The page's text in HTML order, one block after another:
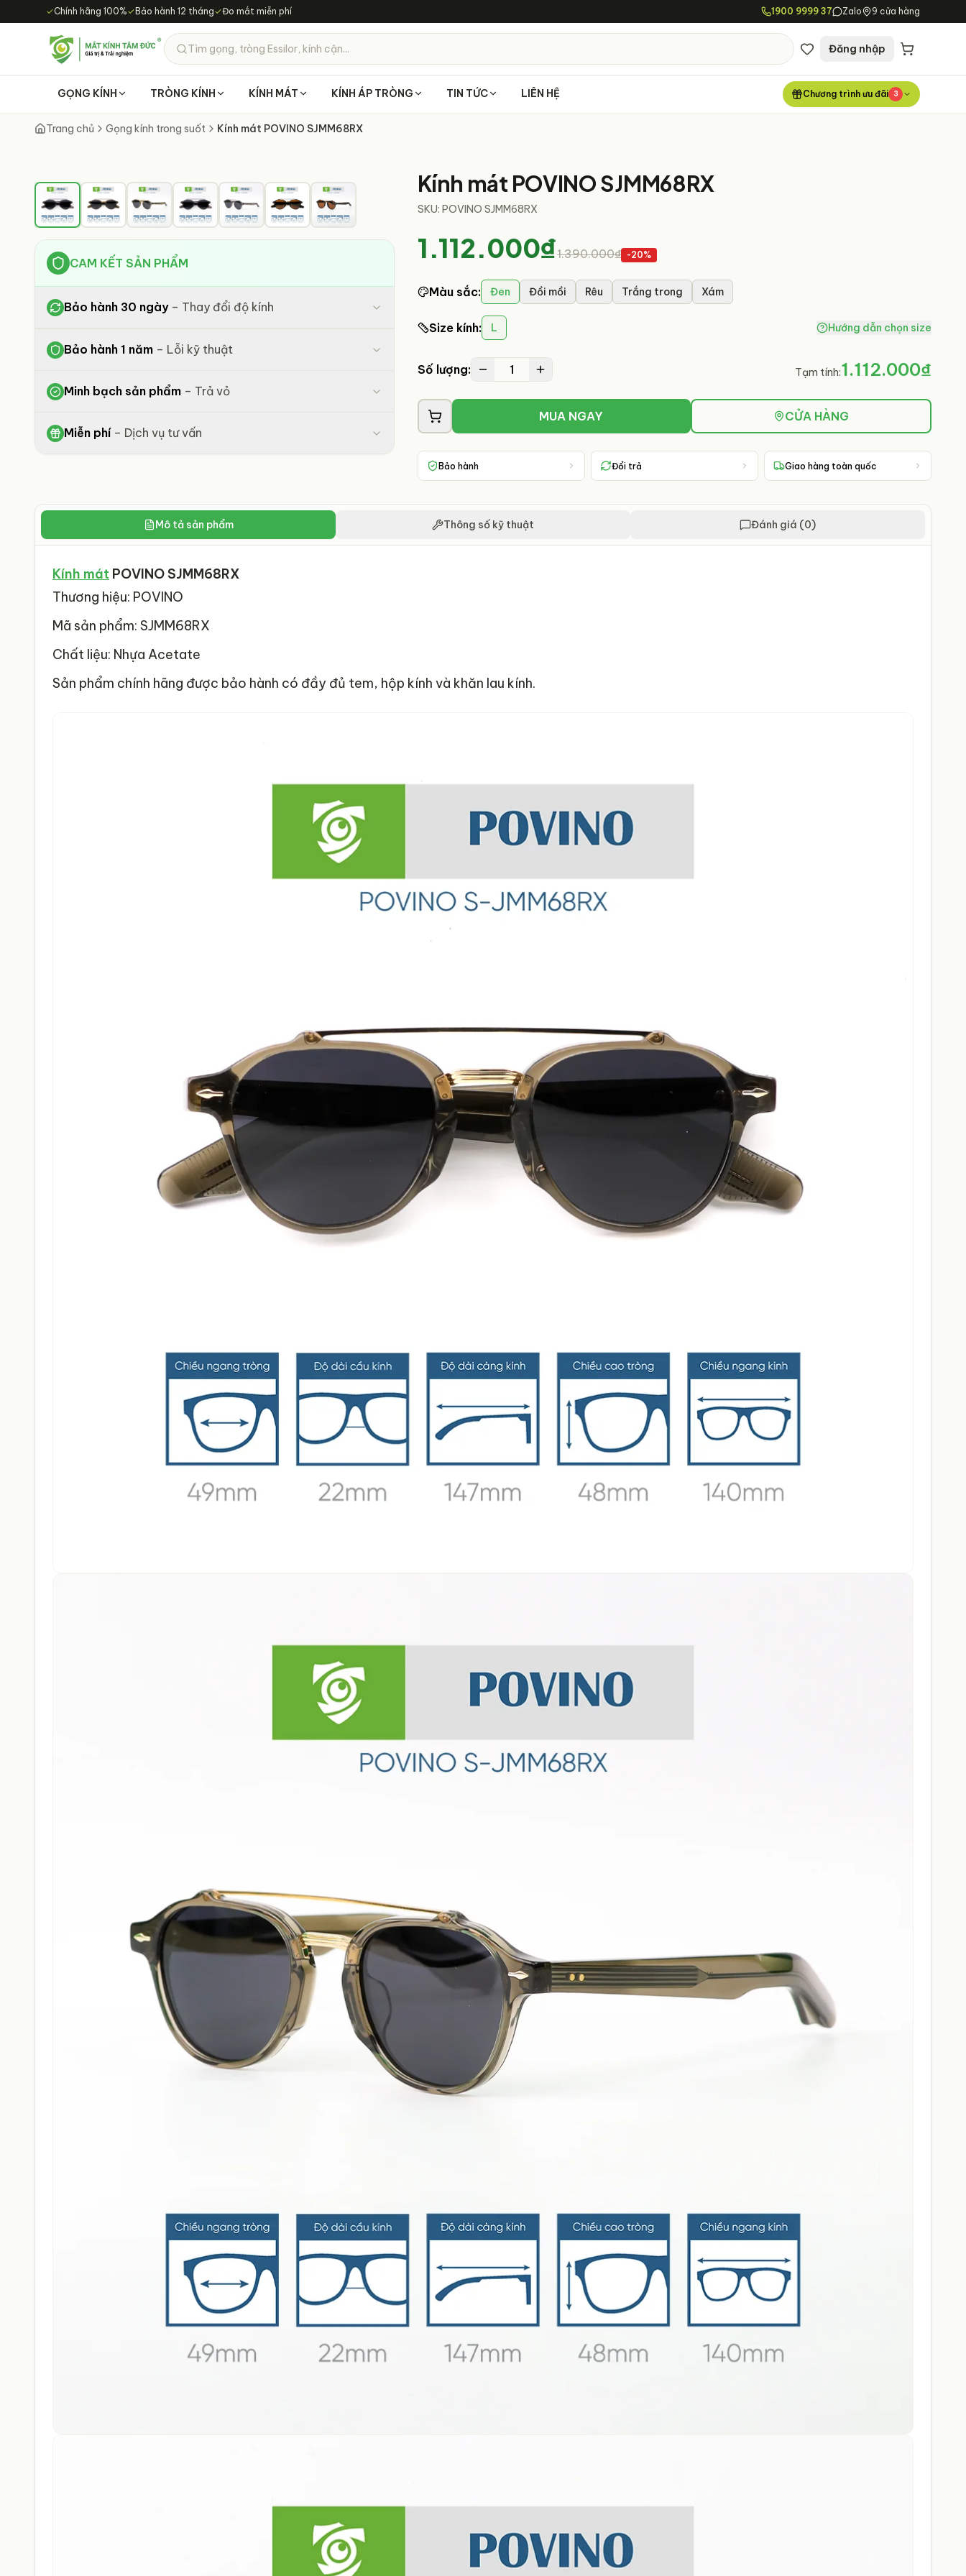
Chuyển đến nội dung chính
✓Chính hãng 100%✓ Bảo hành 12 tháng✓Đo mắt miễn phí 1900 9999 37 Zalo 9 cửa hàng
Tìm gọng, tròng Essilor, kính cận... Đăng nhập
GỌNG KÍNH TRÒNG KÍNH KÍNH MÁT KÍNH ÁP TRÒNG TIN TỨC LIÊN HỆ Chương trình ưu đãi 3
Trang chủ Gọng kính trong suốt Kính mát POVINO SJMM68RX
CAM KẾT SẢN PHẨM
Bảo hành 30 ngày– Thay đổi độ kính
Bảo hành 1 năm – Lỗi kỹ thuật
Minh bạch sản phẩm – Trả vỏ
Miễn phí– Dịch vụ tư vấn
Kính mát POVINO SJMM68RX
SKU:POVINO SJMM68RX
1.112.000₫1.390.000₫ -20%
Màu sắc: Đen Đồi mồi Rêu Trắng trong Xám
Size kính: L Hướng dẫn chọn size
Số lượng: 1 Tạm tính:1.112.000₫
MUA NGAY CỬA HÀNG
Bảo hành Đổi trả Giao hàng toàn quốc
Mô tả sản phẩm Thông số kỹ thuật Đánh giá (0)
Kính mát POVINO SJMM68RX
Thương hiệu: POVINO
Mã sản phẩm: SJMM68RX
Chất liệu: Nhựa Acetate
Sản phẩm chính hãng được bảo hành có đầy đủ tem, hộp kính và khăn lau kính.